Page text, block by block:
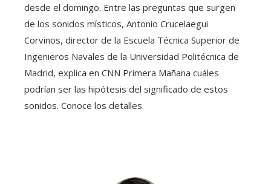
desde el domingo. Entre las preguntas que surgen
de los sonidos místicos, Antonio Crucelaegui
Corvinos, director de la Escuela Técnica Superior de
Ingenieros Navales de la Universidad Politécnica de
Madrid, explica en CNN Primera Mañana cuáles
podrían ser las hipótesis del significado de estos
sonidos. Conoce los detalles.